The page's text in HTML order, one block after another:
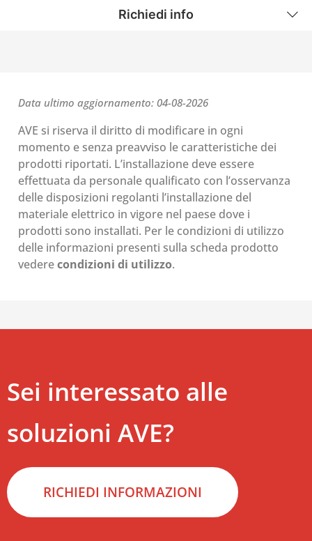
Richiedi info
Data ultimo aggiornamento: 04-08-2026
AVE si riserva il diritto di modificare in ogni
momento e senza preavviso le caratteristiche dei
prodotti riportati. L’installazione deve essere
effettuata da personale qualificato con l’osservanza
delle disposizioni regolanti l’installazione del
materiale elettrico in vigore nel paese dove i
prodotti sono installati. Per le condizioni di utilizzo
delle informazioni presenti sulla scheda prodotto
vederecondizioni di utilizzo.
Sei interessato alle
soluzioni AVE?
RICHIEDI INFORMAZIONI